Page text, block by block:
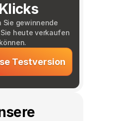
Sie gewinnende
heute verkaufen
können.
Testversion